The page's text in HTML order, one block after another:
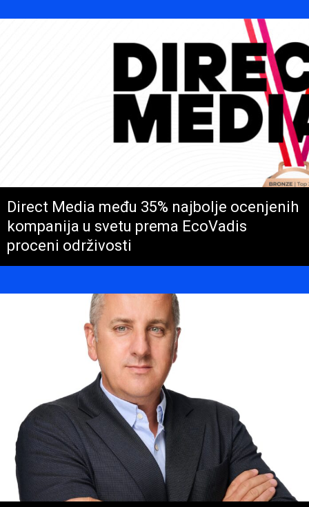
Direct Media među 35% najbolje ocenjenih
kompanija u svetu prema EcoVadis
proceni održivosti